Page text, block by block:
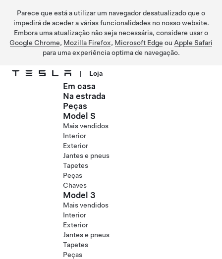
Parece que está a utilizar um navegador desatualizado que o
impedirá de aceder a várias funcionalidades no nosso website.
Embora uma atualização não seja necessária, considere usar o
Google Chrome, Mozilla Firefox, Microsoft Edge ou Apple Safari
para uma experiência optima de navegação.
Ir para o conteúdo principal
| Loja
Em casa
Na estrada
Peças
Model S
Mais vendidos
Interior
Exterior
Jantes e pneus
Tapetes
Peças
Chaves
Model 3
Mais vendidos
Interior
Exterior
Jantes e pneus
Tapetes
Peças